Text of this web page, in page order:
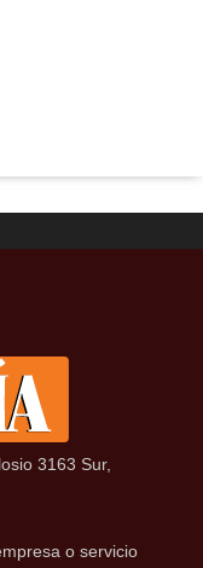
3163 Sur,
o servicio